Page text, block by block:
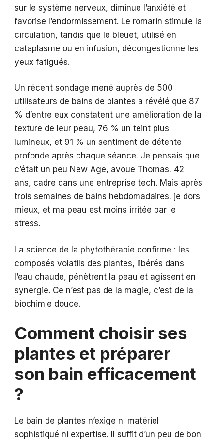
sur le système nerveux, diminue l’anxiété et
favorise l’endormissement. Le romarin stimule la
circulation, tandis que le bleuet, utilisé en
cataplasme ou en infusion, décongestionne les
yeux fatigués.
Un récent sondage mené auprès de 500
utilisateurs de bains de plantes a révélé que 87
% d’entre eux constatent une amélioration de la
texture de leur peau, 76 % un teint plus
lumineux, et 91 % un sentiment de détente
profonde après chaque séance. Je pensais que
c’était un peu New Age, avoue Thomas, 42
ans, cadre dans une entreprise tech. Mais après
trois semaines de bains hebdomadaires, je dors
mieux, et ma peau est moins irritée par le
stress.
La science de la phytothérapie confirme : les
composés volatils des plantes, libérés dans
l’eau chaude, pénètrent la peau et agissent en
synergie. Ce n’est pas de la magie, c’est de la
biochimie douce.
Comment choisir ses
plantes et préparer
son bain efficacement
?
Le bain de plantes n’exige ni matériel
sophistiqué ni expertise. Il suffit d’un peu de bon